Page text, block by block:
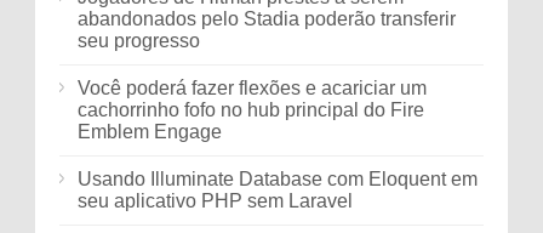
abandonados pelo Stadia poderão transferir
seu progresso
Você poderá fazer flexões e acariciar um
cachorrinho fofo no hub principal do Fire
Emblem Engage
Usando Illuminate Database com Eloquent em
seu aplicativo PHP sem Laravel